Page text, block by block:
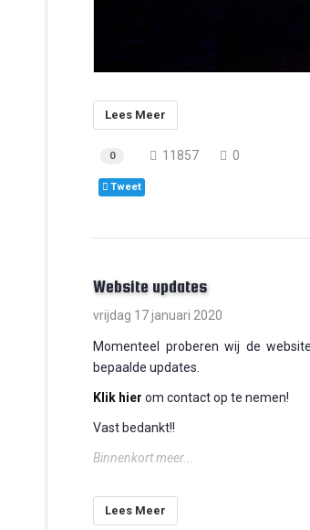
Lees Meer
0 11857 0
Tweet
Website updates
vrijdag 17 januari 2020
Momenteel proberen wij de
bepaalde updates.
Klik hier om contact op te nemen!
Vast bedankt!!
Binnenkort meer...
Lees Meer